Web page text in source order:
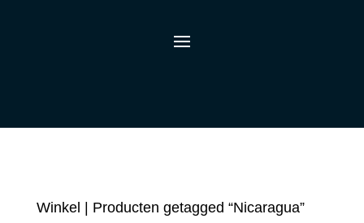
Winkel | Producten getagged “Nicaragua”